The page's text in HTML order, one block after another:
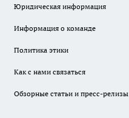
Юридическая информация
Информация о команде
Политика этики
Как с нами связаться
Обзорные статьи и пресс-релизы